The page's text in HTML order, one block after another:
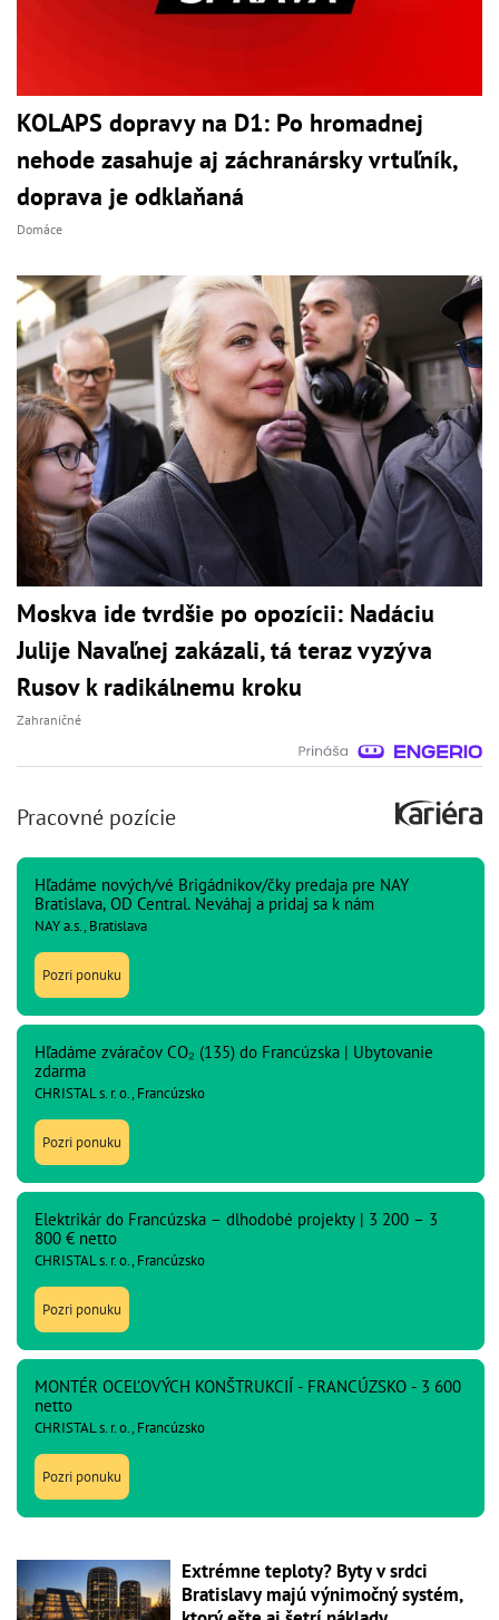
KOLAPS dopravy na D1: Po hromadnej
nehode zasahuje aj záchranársky vrtuľník,
doprava je odklaňaná
Domáce
Moskva ide tvrdšie po opozícii: Nadáciu
Julije Navaľnej zakázali, tá teraz vyzýva
Rusov k radikálnemu kroku
Zahraničné
Pracovné pozície
Hľadáme nových/vé Brigádnikov/čky predaja pre NAY
Bratislava, OD Central. Neváhaj a pridaj sa k nám
NAY a.s., Bratislava
Pozri ponuku
Hľadáme zváračov CO₂ (135) do Francúzska | Ubytovanie
zdarma
CHRISTAL s. r. o., Francúzsko
Pozri ponuku
Elektrikár do Francúzska – dlhodobé projekty | 3 200 – 3
800 € netto
CHRISTAL s. r. o., Francúzsko
Pozri ponuku
MONTÉR OCEĽOVÝCH KONŠTRUKCIÍ - FRANCÚZSKO - 3 600
netto
CHRISTAL s. r. o., Francúzsko
Pozri ponuku
Extrémne teploty? Byty v srdci
Bratislavy majú výnimočný systém,